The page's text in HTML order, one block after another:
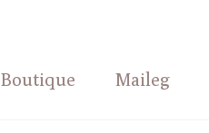
Boutique Maileg